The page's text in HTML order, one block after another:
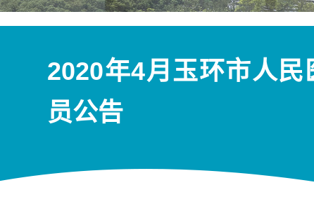
2020年4月玉环市人
员公告